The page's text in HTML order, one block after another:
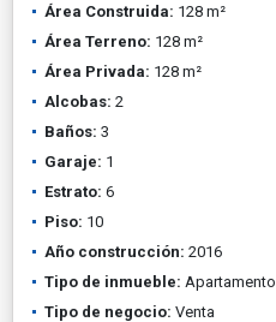
Área Construida: 128 m²
Área Terreno: 128 m²
Área Privada: 128 m²
Alcobas: 2
Baños: 3
Garaje: 1
Estrato: 6
Piso: 10
Año construcción: 2016
Tipo de inmueble: Apartamento
Tipo de negocio: Venta